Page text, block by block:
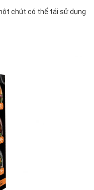
chút có thể tái sử dụng